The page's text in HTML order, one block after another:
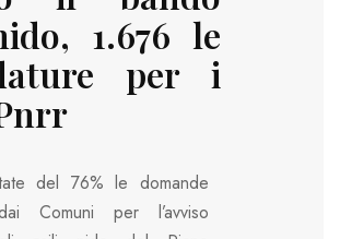
1.676 le
per i
del 76% le domande
Comuni per l’avviso